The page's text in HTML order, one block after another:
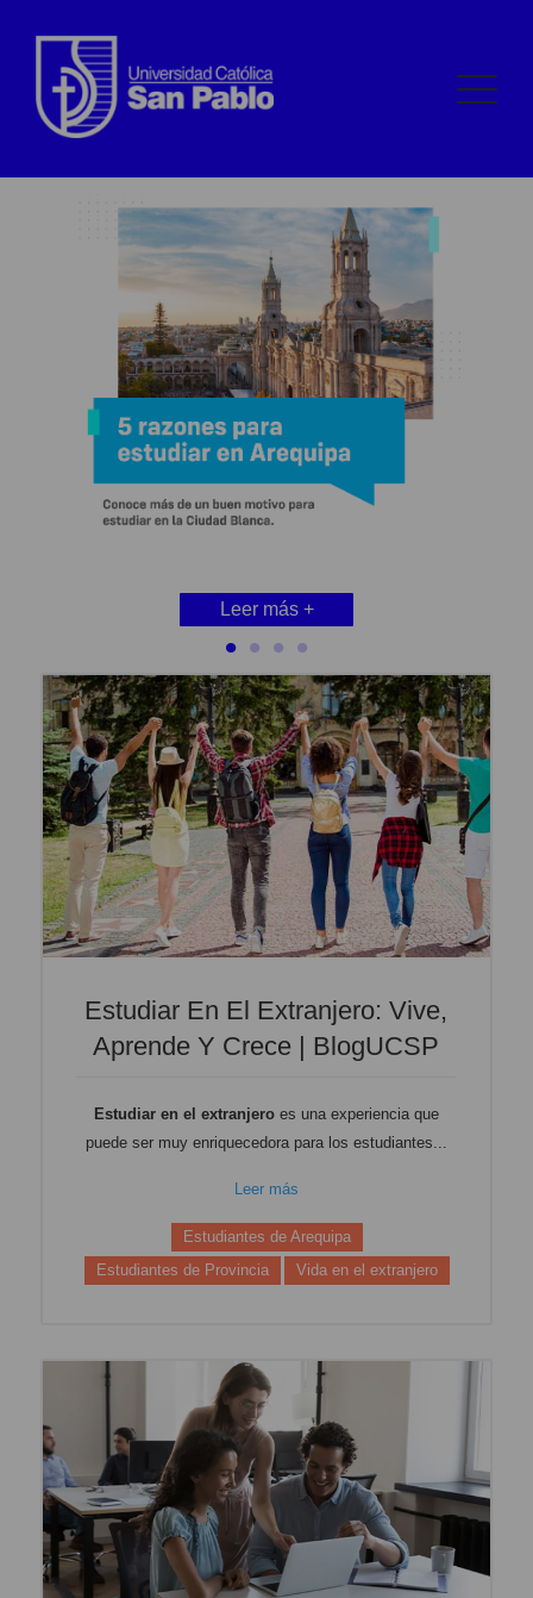
Leer más +
Leer más +
Leer más +
Leer más +
Estudiar En El Extranjero: Vive,
Aprende Y Crece | BlogUCSP
Estudiar en el extranjero es una experiencia que
puede ser muy enriquecedora para los estudiantes...
Leer más
Estudiantes de Arequipa
Estudiantes de Provincia
Vida en el extranjero